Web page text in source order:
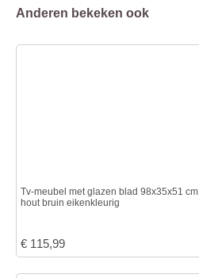
Anderen bekeken ook
Tv-meubel met glazen blad 98x35x51 cm
hout bruin eikenkleurig
€ 115,99